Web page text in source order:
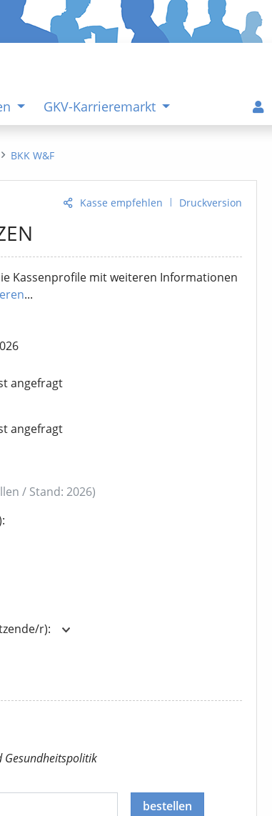
GKV-Karrieremarkt
BKK W&F
Kasse empfehlen | Druckversion
Kassenprofile mit weiteren Informationen
...
angefragt
angefragt
/ Stand: 2026)
r):
bestellen